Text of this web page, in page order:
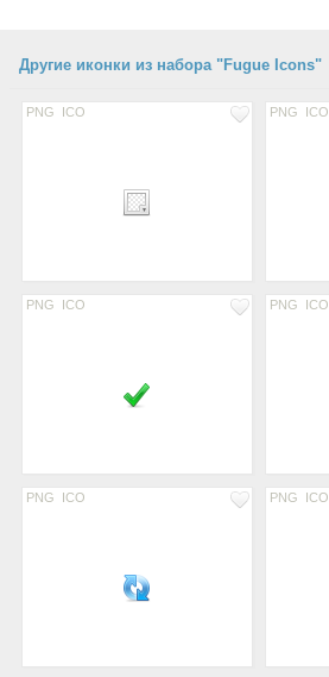
Другие иконки из набора "Fugue Icons"
PNG ICO PNG ICO
PNG ICO PNG ICO
PNG ICO PNG ICO